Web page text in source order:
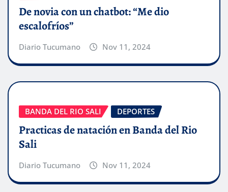
De novia con un chatbot: “Me dio
escalofríos”
Diario Tucumano Nov 11, 2024
BANDA DEL RIO SALI DEPORTES
Practicas de natación en Banda del Rio
Sali
Diario Tucumano Nov 11, 2024